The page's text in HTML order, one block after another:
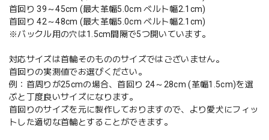
首回り 39～45cm (最大革幅5.0cm ベルト幅2.1cm)
首回り 42～48cm (最大革幅5.0cm ベルト幅2.1cm)
※バックル用の穴は1.5cm間隔で5つ開いています。
対応サイズは首輪そのもののサイズではございません。
首回りの実測値でお選びください。
例：首周りが25cmの場合、首回り 24～28cm (革幅1.5cm)を選
ぶと丁度良いサイズになります。
首回りのサイズを元に製作しておりますので、より愛犬にフィッ
トした適切な首輪とすることができます。